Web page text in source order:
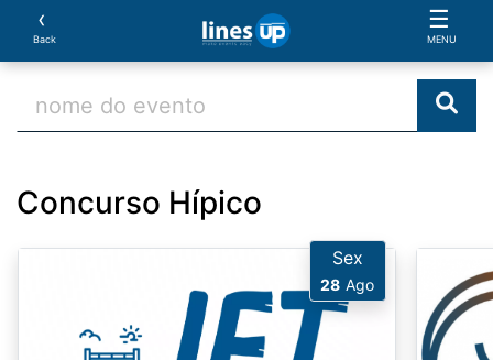
‹
Back
☰
MENU
Concurso Hípico
Sex
28 Ago